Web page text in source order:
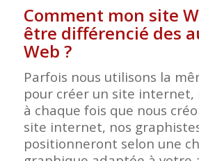
Comment mon site
être différencié des
Web ?
Parfois nous utilisons la
pour créer un site internet,
à chaque fois que nous
site internet, nos
positionneront selon une